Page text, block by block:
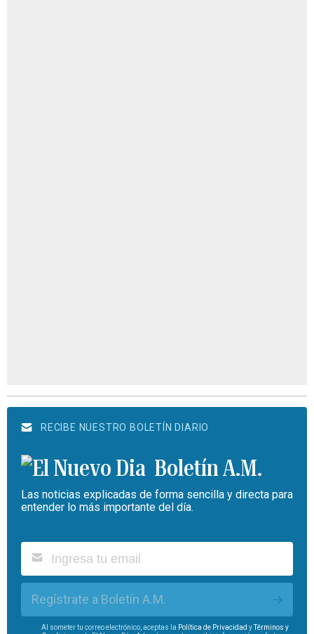
RECIBE NUESTRO BOLETÍN DIARIO
Boletín A.M.
Las noticias explicadas de forma sencilla y directa para
entender lo más importante del día.
Regístrate a Boletín A.M.
Al someter tu correo electrónico, aceptas la Política de Privacidad yTérminos y